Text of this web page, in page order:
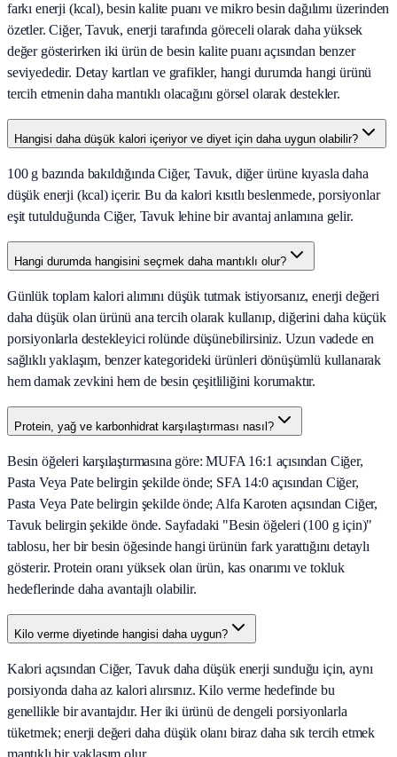
farkı enerji (kcal), besin kalite puanı ve mikro besin dağılımı üzerinden
özetler. Ciğer, Tavuk, enerji tarafında göreceli olarak daha yüksek
değer gösterirken iki ürün de besin kalite puanı açısından benzer
seviyededir. Detay kartları ve grafikler, hangi durumda hangi ürünü
tercih etmenin daha mantıklı olacağını görsel olarak destekler.
Hangisi daha düşük kalori içeriyor ve diyet için daha uygun olabilir?
100 g bazında bakıldığında Ciğer, Tavuk, diğer ürüne kıyasla daha
düşük enerji (kcal) içerir. Bu da kalori kısıtlı beslenmede, porsiyonlar
eşit tutulduğunda Ciğer, Tavuk lehine bir avantaj anlamına gelir.
Hangi durumda hangisini seçmek daha mantıklı olur?
Günlük toplam kalori alımını düşük tutmak istiyorsanız, enerji değeri
daha düşük olan ürünü ana tercih olarak kullanıp, diğerini daha küçük
porsiyonlarla destekleyici rolünde düşünebilirsiniz. Uzun vadede en
sağlıklı yaklaşım, benzer kategorideki ürünleri dönüşümlü kullanarak
hem damak zevkini hem de besin çeşitliliğini korumaktır.
Protein, yağ ve karbonhidrat karşılaştırması nasıl?
Besin öğeleri karşılaştırmasına göre: MUFA 16:1 açısından Ciğer,
Pasta Veya Pate belirgin şekilde önde; SFA 14:0 açısından Ciğer,
Pasta Veya Pate belirgin şekilde önde; Alfa Karoten açısından Ciğer,
Tavuk belirgin şekilde önde. Sayfadaki "Besin öğeleri (100 g için)"
tablosu, her bir besin öğesinde hangi ürünün fark yarattığını detaylı
gösterir. Protein oranı yüksek olan ürün, kas onarımı ve tokluk
hedeflerinde daha avantajlı olabilir.
Kilo verme diyetinde hangisi daha uygun?
Kalori açısından Ciğer, Tavuk daha düşük enerji sunduğu için, aynı
porsiyonda daha az kalori alırsınız. Kilo verme hedefinde bu
genellikle bir avantajdır. Her iki ürünü de dengeli porsiyonlarla
tüketmek; enerji değeri daha düşük olanı biraz daha sık tercih etmek